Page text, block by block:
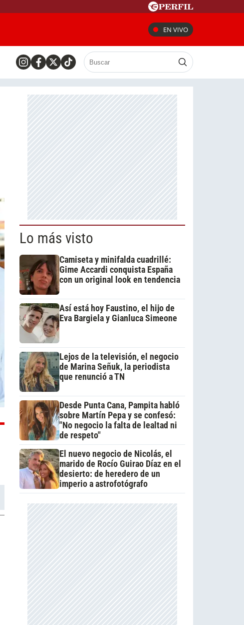
EN VIVO
Lo más visto
Camiseta y minifalda cuadrillé:
Gime Accardi conquista España
con un original look en tendencia
Así está hoy Faustino, el hijo de
Eva Bargiela y Gianluca Simeone
Lejos de la televisión, el negocio
de Marina Señuk, la periodista
que renunció a TN
Desde Punta Cana, Pampita habló
sobre Martín Pepa y se confesó:
"No negocio la falta de lealtad ni
de respeto"
El nuevo negocio de Nicolás, el
marido de Rocío Guirao Díaz en el
desierto: de heredero de un
imperio a astrofotógrafo